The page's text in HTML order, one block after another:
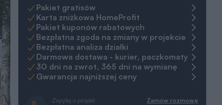
Pakiet gratisów
Karta zniżkowa HomeProfit
Pakiet kuponów rabatowych
Bezpłatna zgoda na zmiany w projekcie
Bezpłatna analiza działki
Darmowa dostawa - kurier, paczkomaty
30 dni na zwrot, 365 dni na wymianę
Gwarancja najniższej ceny
Zapytaj o projekt
Zamów rozmowę